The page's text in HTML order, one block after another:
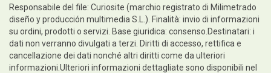
Responsabile del file: Curiosite (marchio registrato di Milimetrado
diseño y producción multimedia S.L.). Finalità: invio di informazioni
su ordini, prodotti o servizi. Base giuridica: consenso.Destinatari: i
dati non verranno divulgati a terzi. Diritti di accesso, rettifica e
cancellazione dei dati nonché altri diritti come da ulteriori
informazioni.Ulteriori informazioni dettagliate sono disponibili nel